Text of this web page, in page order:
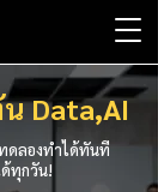
Data,AI
ดลองทำได้ทันที
ทุกวัน!